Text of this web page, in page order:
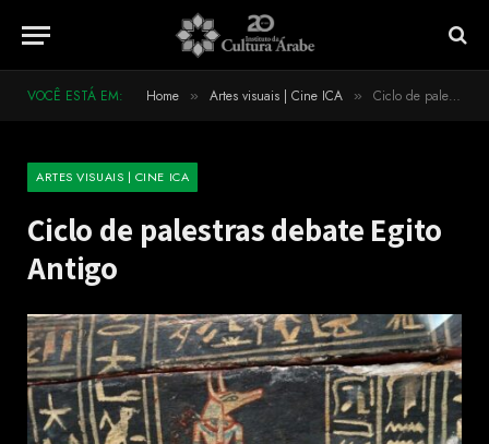
VOCÊ ESTÁ EM: Home » Artes visuais | Cine ICA » Ciclo de palestras debate Egito Antigo
ARTES VISUAIS | CINE ICA
Ciclo de palestras debate Egito
Antigo